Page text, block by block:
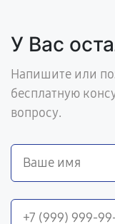
У Вас
Напишите или
бесплатную
вопросу.